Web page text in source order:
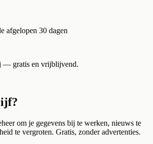
afgelopen 30 dagen
— gratis en vrijblijvend.
om je gegevens bij te werken, nieuws te
te vergroten. Gratis, zonder advertenties.